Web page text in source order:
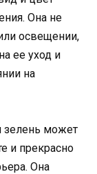
Она не
освещении,
ее уход и
на
зелень может
и прекрасно
Она